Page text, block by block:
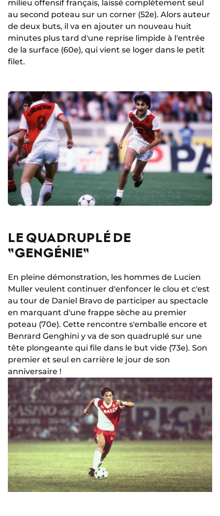
milieu offensif français, laissé complètement seul
au second poteau sur un corner (52e). Alors auteur
de deux buts, il va en ajouter un nouveau huit
minutes plus tard d'une reprise limpide à l'entrée
de la surface (60e), qui vient se loger dans le petit
filet.
LE QUADRUPLÉ DE
"GENGÉNIE"
En pleine démonstration, les hommes de Lucien
Muller veulent continuer d'enfoncer le clou et c'est
au tour de Daniel Bravo de participer au spectacle
en marquant d'une frappe sèche au premier
poteau (70e). Cette rencontre s'emballe encore et
Benrard Genghini y va de son quadruplé sur une
tête plongeante qui file dans le but vide (73e). Son
premier et seul en carrière le jour de son
anniversaire !